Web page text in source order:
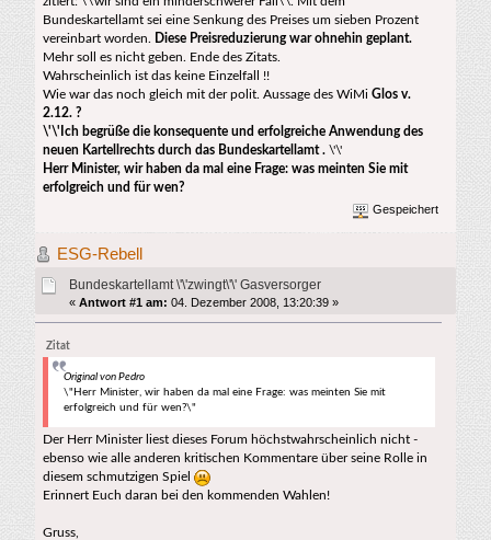
Bundeskartellamt sei eine Senkung des Preises um sieben Prozent
vereinbart worden. Diese Preisreduzierung war ohnehin geplant.
Mehr soll es nicht geben. Ende des Zitats.
Wahrscheinlich ist das keine Einzelfall !!
Wie war das noch gleich mit der polit. Aussage des WiMi Glos v.
2.12. ?
\'\'Ich begrüße die konsequente und erfolgreiche Anwendung des
neuen Kartellrechts durch das Bundeskartellamt .\'\'
Herr Minister, wir haben da mal eine Frage: was meinten Sie mit
erfolgreich und für wen?
Gespeichert
ESG-Rebell
Bundeskartellamt \'\'zwingt\'\' Gasversorger
« Antwort #1 am: 04. Dezember 2008, 13:20:39 »
Zitat
Original von Pedro
\"Herr Minister, wir haben da mal eine Frage: was meinten Sie mit
erfolgreich und für wen?\"
Der Herr Minister liest dieses Forum höchstwahrscheinlich nicht -
ebenso wie alle anderen kritischen Kommentare über seine Rolle in
diesem schmutzigen Spiel
Erinnert Euch daran bei den kommenden Wahlen!
Gruss,